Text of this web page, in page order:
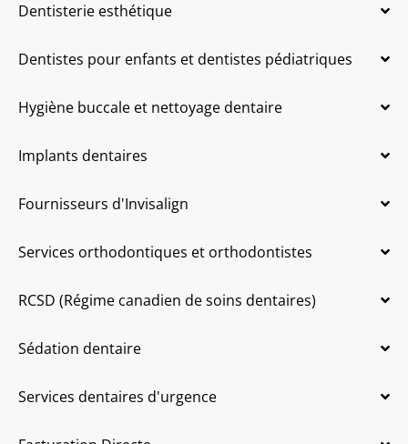
Dentisterie esthétique
Dentistes pour enfants et dentistes pédiatriques
Hygiène buccale et nettoyage dentaire
Implants dentaires
Fournisseurs d'Invisalign
Services orthodontiques et orthodontistes
RCSD (Régime canadien de soins dentaires)
Sédation dentaire
Services dentaires d'urgence